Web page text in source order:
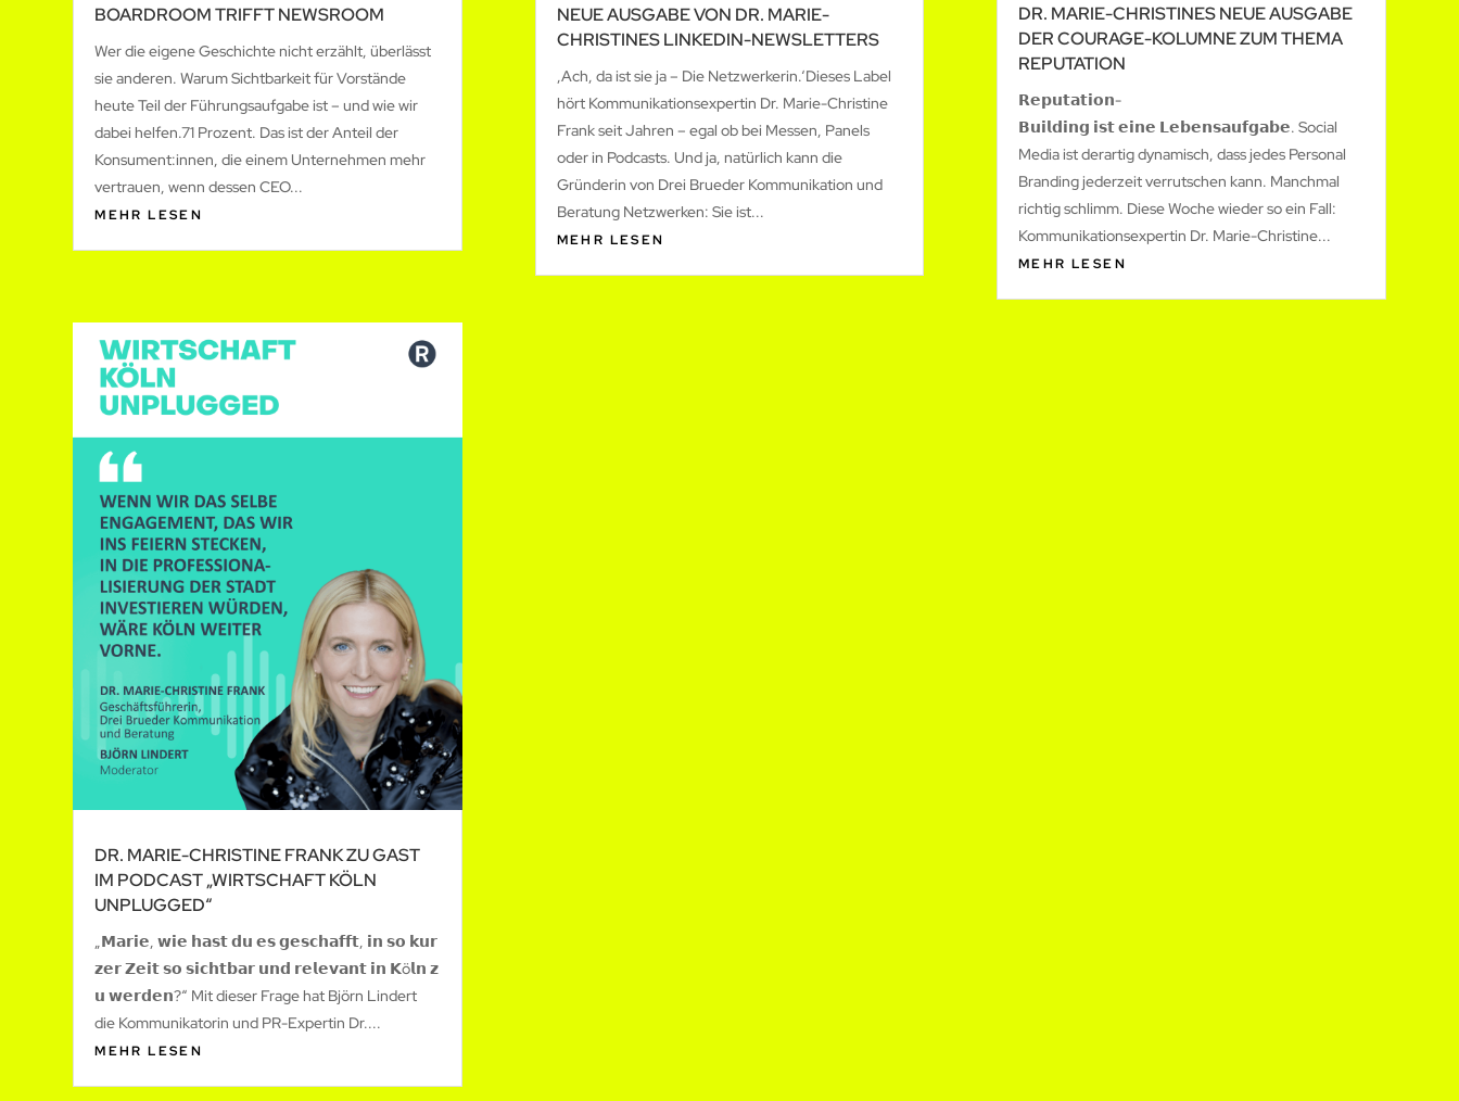
BOARDROOM TRIFFT NEWSROOM
Wer die eigene Geschichte nicht erzählt, überlässt
sie anderen. Warum Sichtbarkeit für Vorstände
heute Teil der Führungsaufgabe ist – und wie wir
dabei helfen.71 Prozent. Das ist der Anteil der
Konsument:innen, die einem Unternehmen mehr
vertrauen, wenn dessen CEO...
MEHR LESEN
DR. MARIE-CHRISTINE FRANK ZU GAST
IM PODCAST „WIRTSCHAFT KÖLN
UNPLUGGED“
„𝗠𝗮𝗿𝗶𝗲, 𝘄𝗶𝗲 𝗵𝗮𝘀𝘁 𝗱𝘂 𝗲𝘀 𝗴𝗲𝘀𝗰𝗵𝗮𝗳𝗳𝘁, 𝗶𝗻 𝘀𝗼 𝗸𝘂𝗿
𝘇𝗲𝗿 𝗭𝗲𝗶𝘁 𝘀𝗼 𝘀𝗶𝗰𝗵𝘁𝗯𝗮𝗿 𝘂𝗻𝗱 𝗿𝗲𝗹𝗲𝘃𝗮𝗻𝘁 𝗶𝗻 𝗞ö𝗹𝗻 𝘇
𝘂 𝘄𝗲𝗿𝗱𝗲𝗻?“ Mit dieser Frage hat Björn Lindert
die Kommunikatorin und PR-Expertin Dr....
MEHR LESEN
NEUE AUSGABE VON DR. MARIE-
CHRISTINES LINKEDIN-NEWSLETTERS
‚Ach, da ist sie ja – Die Netzwerkerin.‘Dieses Label
hört Kommunikationsexpertin Dr. Marie-Christine
Frank seit Jahren – egal ob bei Messen, Panels
oder in Podcasts. Und ja, natürlich kann die
Gründerin von Drei Brueder Kommunikation und
Beratung Netzwerken: Sie ist...
MEHR LESEN
DR. MARIE-CHRISTINES NEUE AUSGABE
DER COURAGE-KOLUMNE ZUM THEMA
REPUTATION
𝗥𝗲𝗽𝘂𝘁𝗮𝘁𝗶𝗼𝗻-
𝗕𝘂𝗶𝗹𝗱𝗶𝗻𝗴 𝗶𝘀𝘁 𝗲𝗶𝗻𝗲 𝗟𝗲𝗯𝗲𝗻𝘀𝗮𝘂𝗳𝗴𝗮𝗯𝗲. Social
Media ist derartig dynamisch, dass jedes Personal
Branding jederzeit verrutschen kann. Manchmal
richtig schlimm. Diese Woche wieder so ein Fall:
Kommunikationsexpertin Dr. Marie-Christine...
MEHR LESEN